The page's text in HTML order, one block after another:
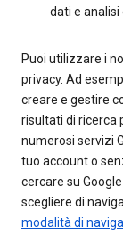
dati e analisi
Puoi utilizzare i
privacy. Ad
creare e gestire
risultati di ricerca
numerosi servizi
tuo account o
cercare su
scegliere di
modalità di